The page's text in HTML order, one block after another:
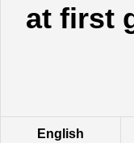
at first
English